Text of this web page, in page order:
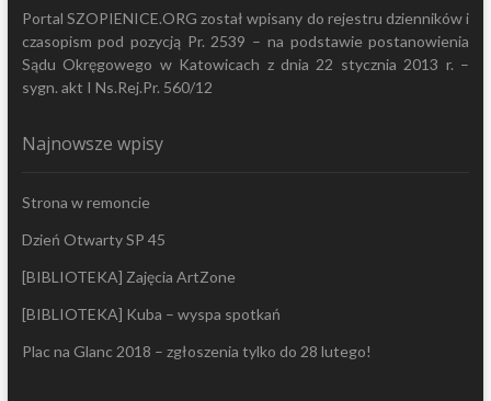
Portal SZOPIENICE.ORG został wpisany do rejestru dzienników i
czasopism pod pozycją Pr. 2539 – na podstawie postanowienia
Sądu Okręgowego w Katowicach z dnia 22 stycznia 2013 r. –
sygn. akt I Ns.Rej.Pr. 560/12
Najnowsze wpisy
Strona w remoncie
Dzień Otwarty SP 45
[BIBLIOTEKA] Zajęcia ArtZone
[BIBLIOTEKA] Kuba – wyspa spotkań
Plac na Glanc 2018 – zgłoszenia tylko do 28 lutego!